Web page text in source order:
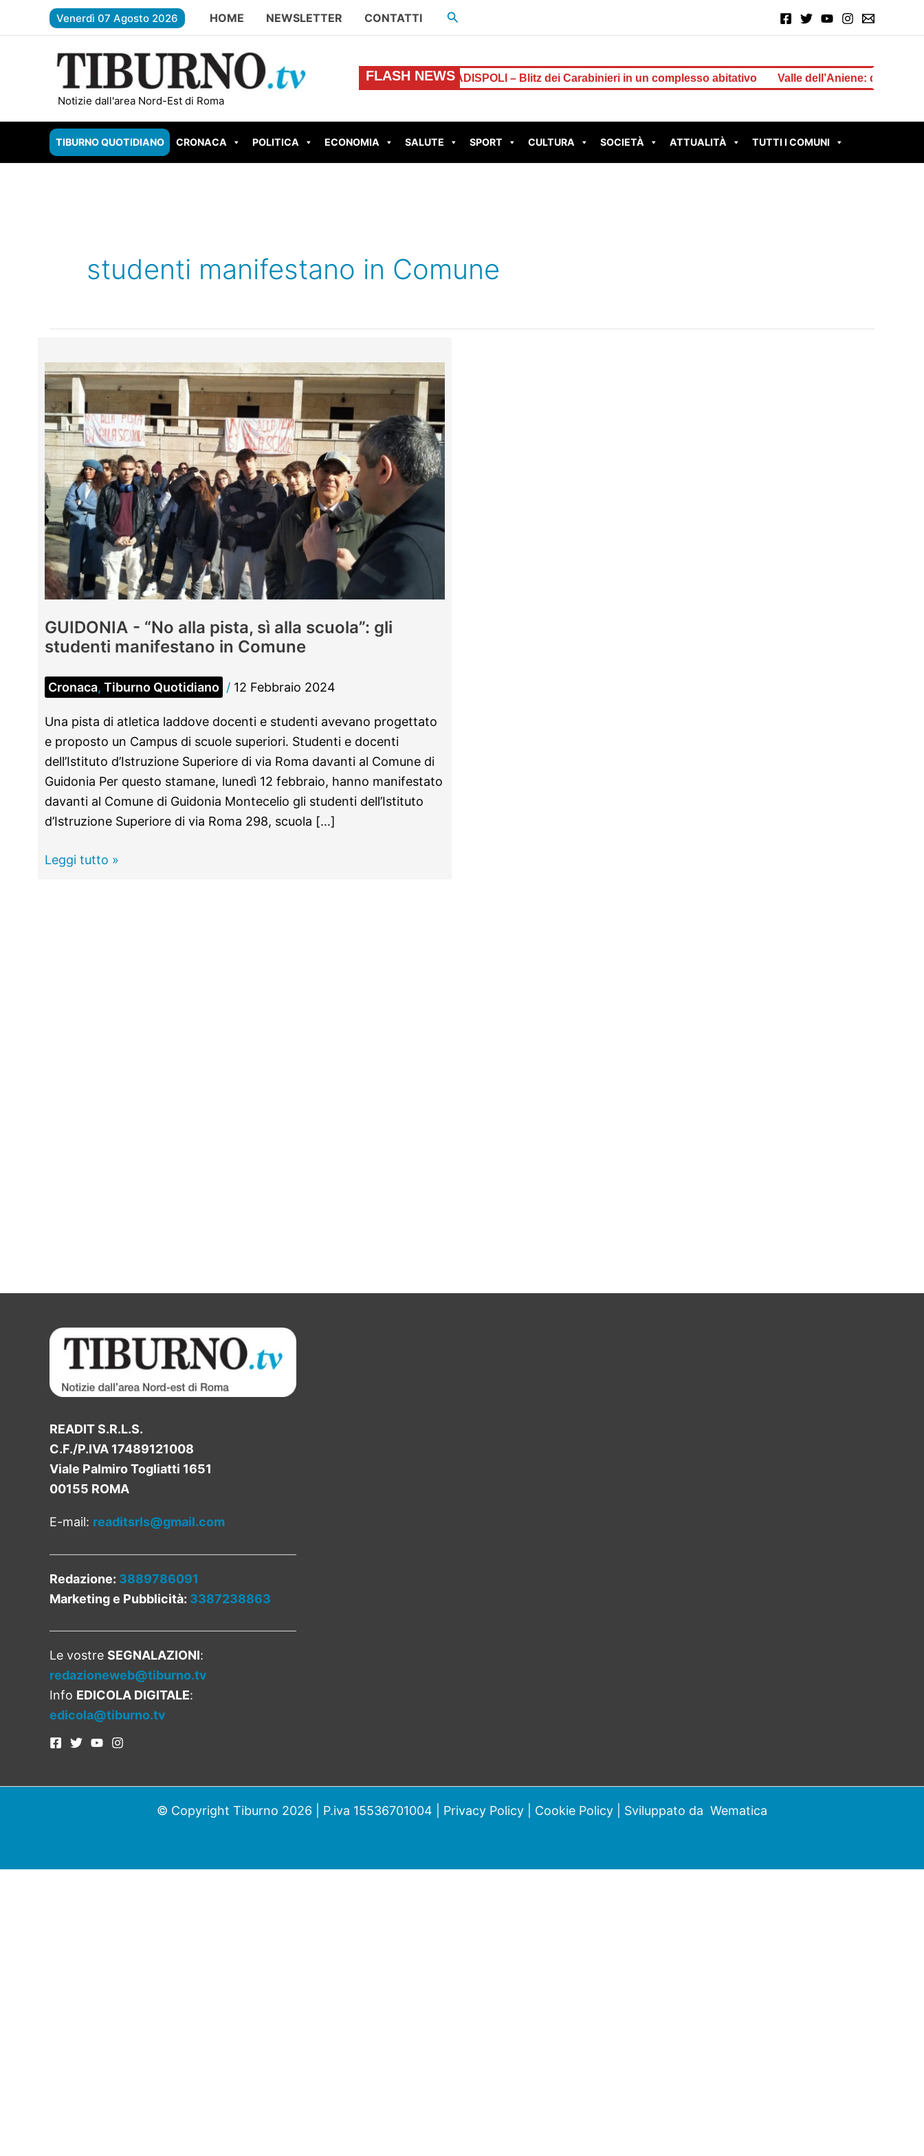
Venerdì 07 Agosto 2026 HOME NEWSLETTER CONTATTI Cerca
Notizie dall'area Nord-Est di Roma
FLASH NEWS
ROMA – Carburante contaminato, scatta l’allarme LADISPOLI – Blitz dei Carabinieri in un complesso abitativo Valle dell’Aniene: dalla Regione 1
TIBURNO QUOTIDIANO CRONACA POLITICA ECONOMIA SALUTE SPORT CULTURA SOCIETÀ ATTUALITÀ TUTTI I COMUNI
studenti manifestano in Comune
GUIDONIA - “No alla pista, sì alla scuola”: gli
studenti manifestano in Comune
Cronaca, Tiburno Quotidiano / 12 Febbraio 2024
Una pista di atletica laddove docenti e studenti avevano progettato
e proposto un Campus di scuole superiori. Studenti e docenti
dell’Istituto d’Istruzione Superiore di via Roma davanti al Comune di
Guidonia Per questo stamane, lunedì 12 febbraio, hanno manifestato
davanti al Comune di Guidonia Montecelio gli studenti dell’Istituto
d’Istruzione Superiore di via Roma 298, scuola […]
GUIDONIA -
Leggi tutto »
READIT S.R.L.S.
C.F./P.IVA 17489121008
Viale Palmiro Togliatti 1651
00155 ROMA
E-mail: readitsrls@gmail.com
Redazione: 3889786091
Marketing e Pubblicità: 3387238863
Le vostre SEGNALAZIONI:
redazioneweb@tiburno.tv
Info EDICOLA DIGITALE:
edicola@tiburno.tv
© Copyright Tiburno 2026 | P.iva 15536701004 | Privacy Policy Cookie Policy | Sviluppato da Wematica